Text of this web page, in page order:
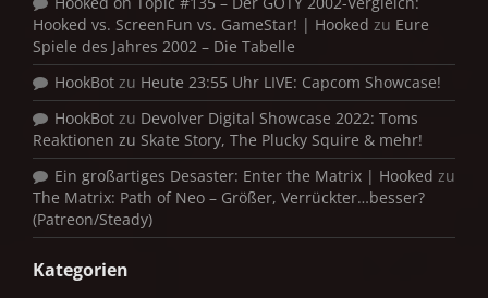
Hooked vs. ScreenFun vs. GameStar! | Hooked zu Eure
Spiele des Jahres 2002 – Die Tabelle
HookBot zu Heute 23:55 Uhr LIVE: Capcom Showcase!
HookBot zu Devolver Digital Showcase 2022: Toms
Reaktionen zu Skate Story, The Plucky Squire & mehr!
Ein großartiges Desaster: Enter the Matrix | Hooked zu
The Matrix: Path of Neo – Größer, Verrückter…besser?
(Patreon/Steady)
Kategorien